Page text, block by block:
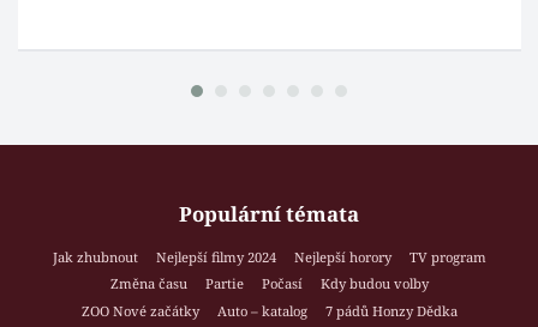
Populární témata
Jak zhubnout Nejlepší filmy 2024 Nejlepší horory
TV program
Změna času
Partie Počasí
Kdy budou volby
ZOO Nové začátky
Auto – katalog
7 pádů Honzy Dědka